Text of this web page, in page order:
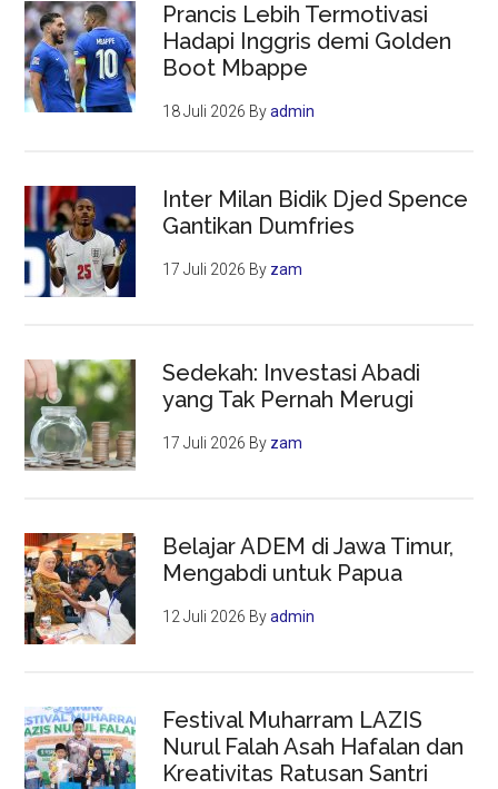
Prancis Lebih Termotivasi
Hadapi Inggris demi Golden
Boot Mbappe
18 Juli 2026 Byadmin
Inter Milan Bidik Djed Spence
Gantikan Dumfries
17 Juli 2026 By zam
Sedekah: Investasi Abadi
yang Tak Pernah Merugi
17 Juli 2026 By zam
Belajar ADEM di Jawa Timur,
Mengabdi untuk Papua
12 Juli 2026 Byadmin
Festival Muharram LAZIS
Nurul Falah Asah Hafalan dan
Kreativitas Ratusan Santri